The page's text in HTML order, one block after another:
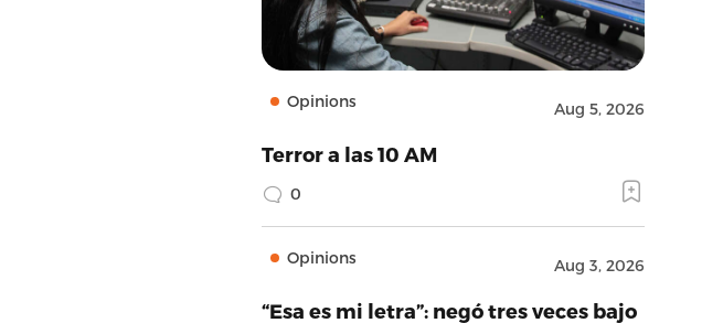
Opinions Aug 5, 2026
Terror a las 10 AM
0
Opinions Aug 3, 2026
“Esa es mi letra”: negó tres veces bajo